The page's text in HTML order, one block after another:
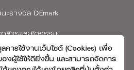
ะรางวัล DEmark
วสารและกิจกรรม
ติดต่อเรา
การใช้งานเว็บไซต์ (Cookies) เพื่อ
ผู้ใช้ให้ดียิ่งขึ้น และสามารถจัดการ